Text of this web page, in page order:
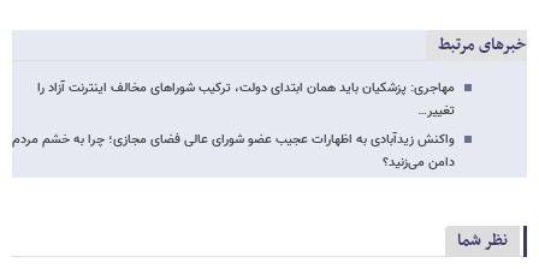
خبرهای مرتبط
مهاجری: پزشکیان باید همان ابتدای دولت، ترکیب شوراهای مخالف اینترنت آزاد را
تغییر…
واکنش زیدآبادی به اظهارات عجیب عضو شورای عالی فضای مجازی؛ چرا به خشم مردم
دامن می‌زنید؟
نظر شما